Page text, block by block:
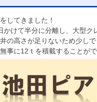
してきました！
けて半分に分離し、大型
の高さが足りないため少し
事に12ｔを積載することがで